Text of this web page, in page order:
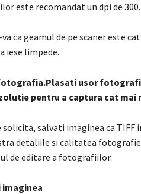
este recomandat un dpi de 300.
ca geamul de pe scaner este
iese limpede.
usor
pentru a captura cat
solicita, salvati imaginea ca TIFF
detaliile si calitatea
de editare a fotografiilor.
imaginea